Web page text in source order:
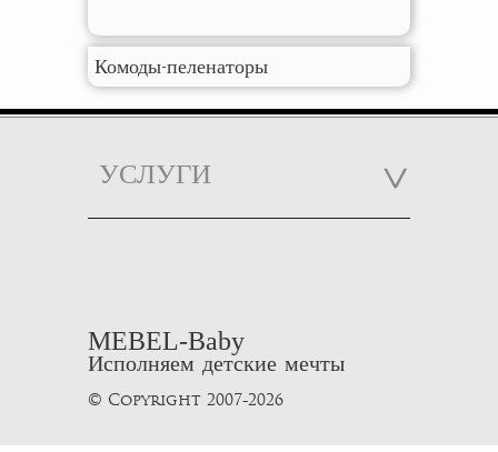
Комоды-пеленаторы
УСЛУГИ
MEBEL-Baby
Исполняем детские мечты
© Copyright 2007-2026